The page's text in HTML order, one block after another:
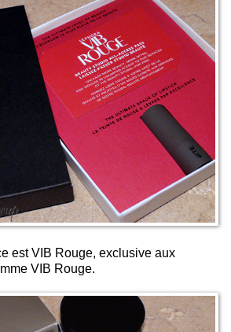
est VIB Rouge, exclusive aux
VIB Rouge.